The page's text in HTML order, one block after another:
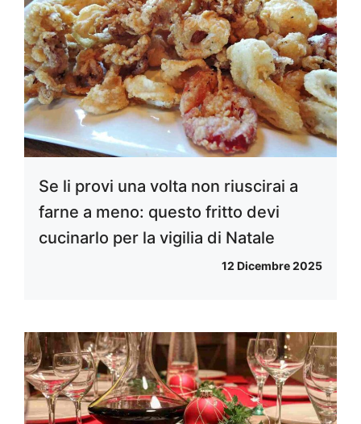
Se li provi una volta non riuscirai a
farne a meno: questo fritto devi
cucinarlo per la vigilia di Natale
12 Dicembre 2025